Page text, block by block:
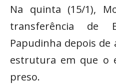
Na quinta (15/1),
transferência de
Papudinha depois
estrutura em que o
preso.